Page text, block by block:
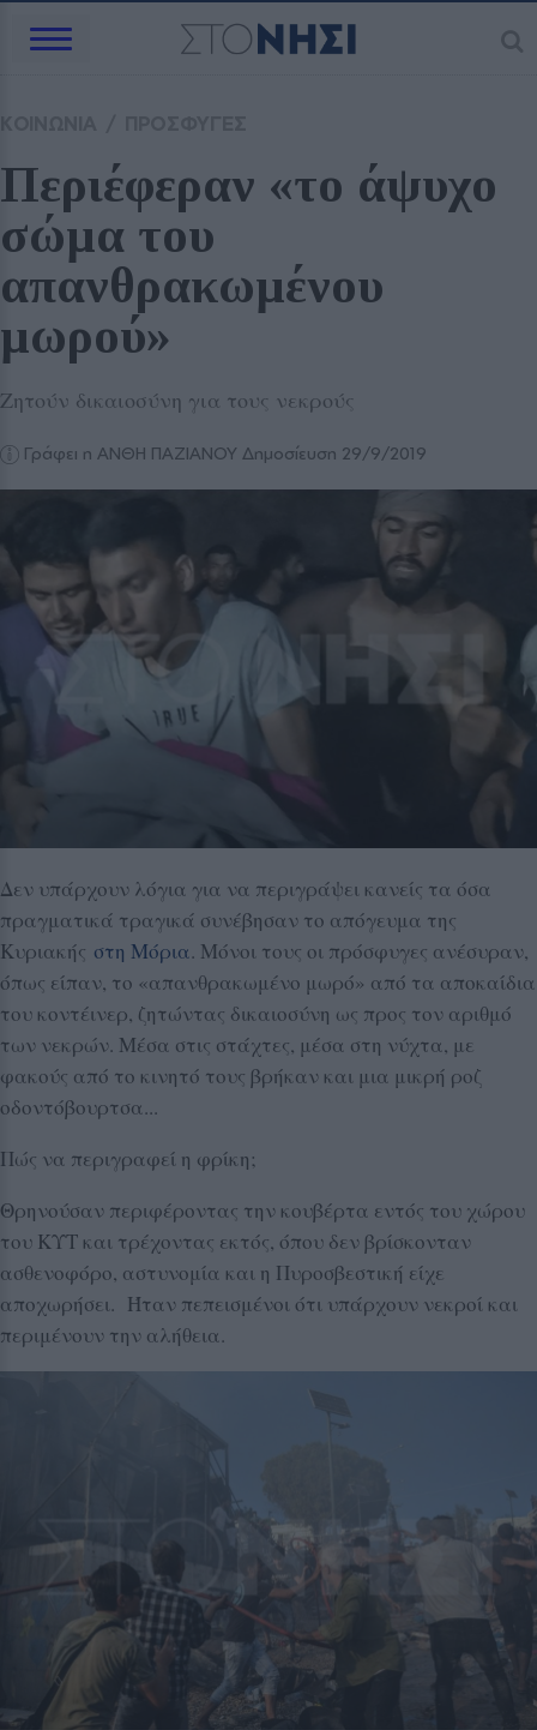
Περιέφεραν «το άψυχο
σώμα του
απανθρακωμένου
μωρού»
Ζητούν δικαιοσύνη για τους νεκρούς
Γράφει η ΑΝΘΗ ΠΑΖΙΑΝΟΥ Δημοσίευση 29/9/2019
Δεν υπάρχουν λόγια για να περιγράψει κανείς τα όσα
πραγματικά τραγικά συνέβησαν το απόγευμα της
Κυριακής στη Μόρια. Μόνοι τους οι πρόσφυγες ανέσυραν,
όπως είπαν, το «απανθρακωμένο μωρό» από τα αποκαίδια
του κοντέινερ, ζητώντας δικαιοσύνη ως προς τον αριθμό
των νεκρών. Μέσα στις στάχτες, μέσα στη νύχτα, με
φακούς από το κινητό τους βρήκαν και μια μικρή ροζ
οδοντόβουρτσα...
Πώς να περιγραφεί η φρίκη;
Θρηνούσαν περιφέροντας την κουβέρτα εντός του χώρου
του ΚΥΤ και τρέχοντας εκτός, όπου δεν βρίσκονταν
ασθενοφόρο, αστυνομία και η Πυροσβεστική είχε
αποχωρήσει. Ήταν πεπεισμένοι ότι υπάρχουν νεκροί και
περιμένουν την αλήθεια.